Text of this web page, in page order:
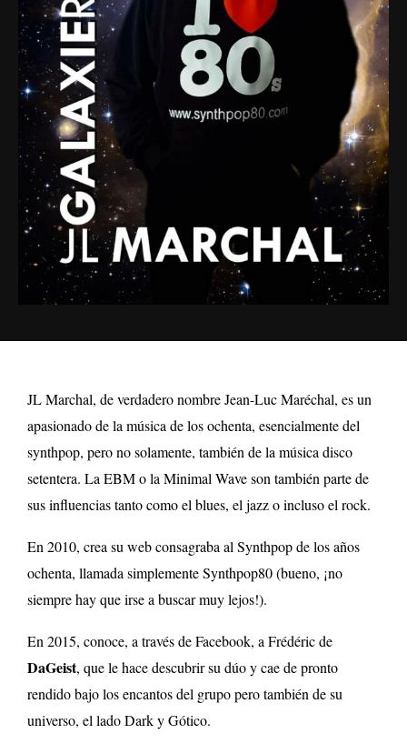
JL Marchal, de verdadero nombre Jean-Luc Maréchal, es un
apasionado de la música de los ochenta, esencialmente del
synthpop, pero no solamente, también de la música disco
setentera. La EBM o la Minimal Wave son también parte de
sus influencias tanto como el blues, el jazz o incluso el rock.
En 2010, crea su web consagraba al Synthpop de los años
ochenta, llamada simplemente Synthpop80 (bueno, ¡no
siempre hay que irse a buscar muy lejos!).
En 2015, conoce, a través de Facebook, a Frédéric de
DaGeist, que le hace descubrir su dúo y cae de pronto
rendido bajo los encantos del grupo pero también de su
universo, el lado Dark y Gótico.